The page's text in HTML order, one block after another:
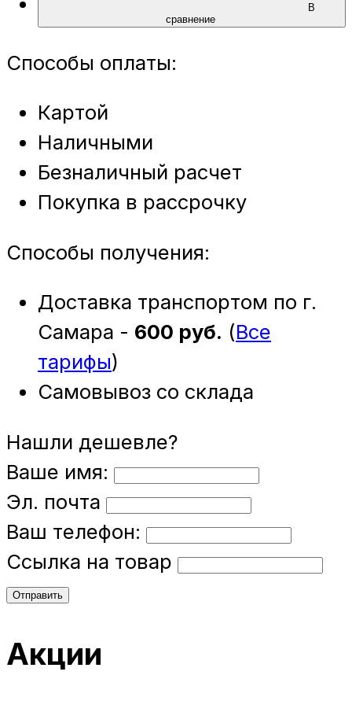
В
сравнение
Способы оплаты:
Картой
Наличными
Безналичный расчет
Покупка в рассрочку
Способы получения:
Доставка транспортом по г.
Самара - 600 руб. (Все
тарифы)
Самовывоз со склада
Нашли дешевле?
Ваше имя:
Эл. почта
Ваш телефон:
Ссылка на товар
Отправить
Акции